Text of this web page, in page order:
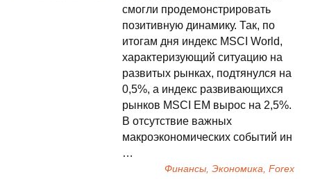
смогли продемонстрировать
позитивную динамику. Так, по
итогам дня индекс MSCI World,
характеризующий ситуацию на
развитых рынках, подтянулся на
0,5%, а индекс развивающихся
рынков MSCI EM вырос на 2,5%.
В отсутствие важных
макроэкономических событий ин
…
Финансы, Экономика, Forex